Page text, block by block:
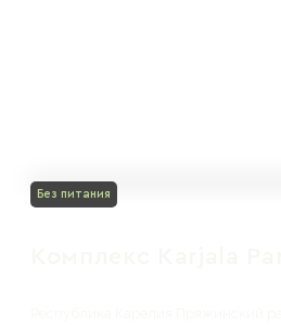
Без питания